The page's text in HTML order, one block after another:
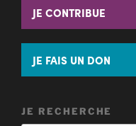
JE CONTRIBUE
JE FAIS UN DON
JE RECHERCHE